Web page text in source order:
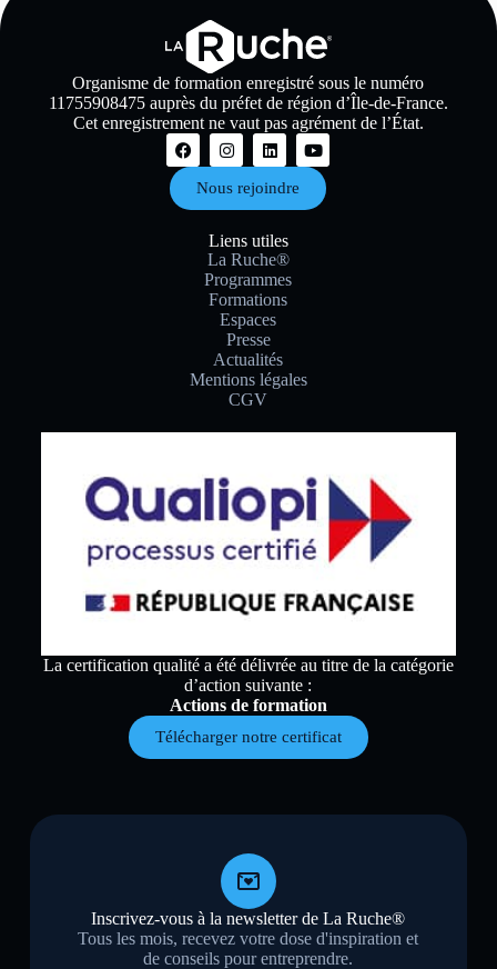
Organisme de formation enregistré sous le numéro
11755908475 auprès du préfet de région d’Île-de-France.
Cet enregistrement ne vaut pas agrément de l’État.
Nous rejoindre
Liens utiles
La Ruche®
Programmes
Formations
Espaces
Presse
Actualités
Mentions légales
CGV
La certification qualité a été délivrée au titre de la catégorie
d’action suivante :
Actions de formation
Télécharger notre certificat
Inscrivez-vous à la newsletter de La Ruche®
Tous les mois, recevez votre dose d'inspiration et
de conseils pour entreprendre.